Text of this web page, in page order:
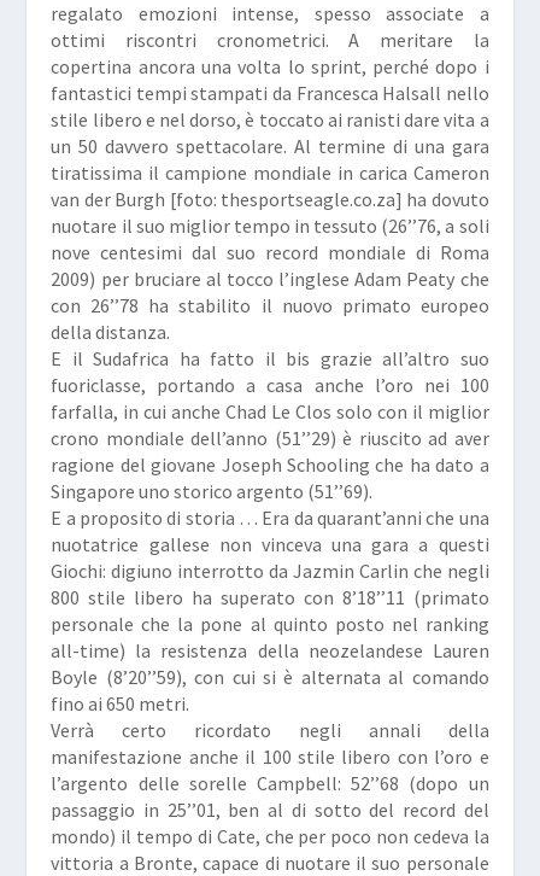
regalato emozioni intense, spesso associate a
ottimi riscontri cronometrici. A meritare la
copertina ancora una volta lo sprint, perché dopo i
fantastici tempi stampati da Francesca Halsall nello
stile libero e nel dorso, è toccato ai ranisti dare vita a
un 50 davvero spettacolare. Al termine di una gara
tiratissima il campione mondiale in carica Cameron
van der Burgh [foto: thesportseagle.co.za] ha dovuto
nuotare il suo miglior tempo in tessuto (26’’76, a soli
nove centesimi dal suo record mondiale di Roma
2009) per bruciare al tocco l’ingleseAdam Peaty che
con 26’’78 ha stabilito il nuovo primato europeo
della distanza.
E il Sudafrica ha fatto il bis grazie all’altro suo
fuoriclasse, portando a casa anche l’oro nei 100
farfalla, in cui ancheChad Le Clos solo con il miglior
crono mondiale dell’anno (51’’29) è riuscito ad aver
ragione del giovane Joseph Schooling che ha dato a
Singapore uno storico argento (51’’69).
E a proposito di storia … Era da quarant’anni che una
nuotatrice gallese non vinceva una gara a questi
Giochi: digiuno interrotto da Jazmin Carlin che negli
800 stile libero ha superato con 8’18’’11 (primato
personale che la pone al quinto posto nel ranking
all-time) la resistenza della neozelandese Lauren
Boyle (8’20’’59), con cui si è alternata al comando
fino ai 650 metri.
Verrà certo ricordato negli annali della
manifestazione anche il 100 stile libero con l’oro e
l’argento delle sorelle Campbell: 52’’68 (dopo un
passaggio in 25’’01, ben al di sotto del record del
mondo) il tempo di Cate, che per poco non cedeva la
vittoria a Bronte, capace di nuotare il suo personale